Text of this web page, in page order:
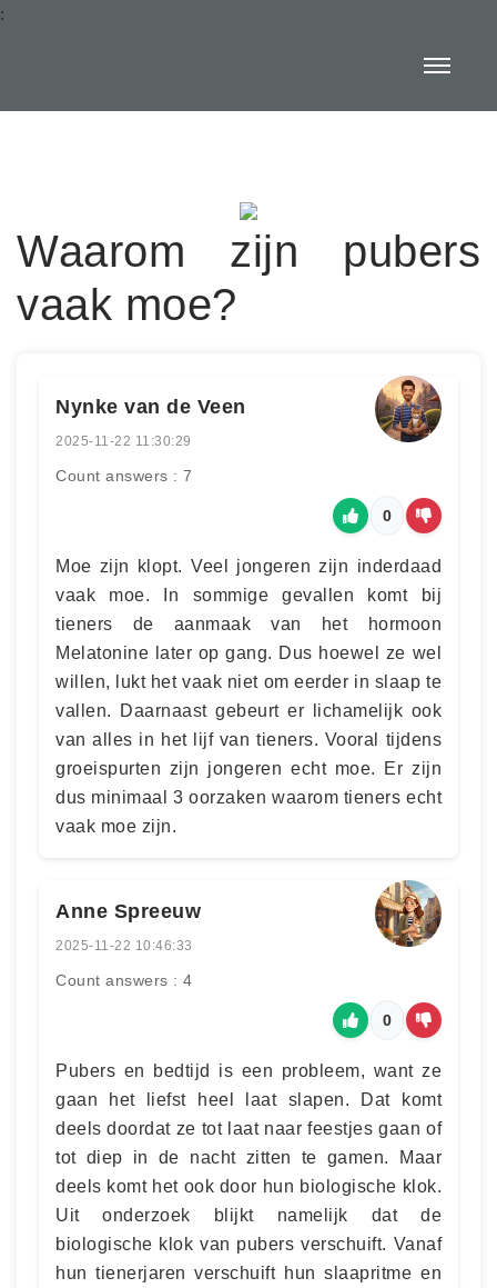
:
Waarom zijn pubers
vaak moe?
Nynke van de Veen
2025-11-22 11:30:29
Count answers : 7
0
Moe zijn klopt. Veel jongeren zijn inderdaad
vaak moe. In sommige gevallen komt bij
tieners de aanmaak van het hormoon
Melatonine later op gang. Dus hoewel ze wel
willen, lukt het vaak niet om eerder in slaap te
vallen. Daarnaast gebeurt er lichamelijk ook
van alles in het lijf van tieners. Vooral tijdens
groeispurten zijn jongeren echt moe. Er zijn
dus minimaal 3 oorzaken waarom tieners echt
vaak moe zijn.
Anne Spreeuw
2025-11-22 10:46:33
Count answers : 4
0
Pubers en bedtijd is een probleem, want ze
gaan het liefst heel laat slapen. Dat komt
deels doordat ze tot laat naar feestjes gaan of
tot diep in de nacht zitten te gamen. Maar
deels komt het ook door hun biologische klok.
Uit onderzoek blijkt namelijk dat de
biologische klok van pubers verschuift. Vanaf
hun tienerjaren verschuift hun slaapritme en